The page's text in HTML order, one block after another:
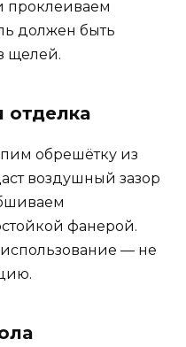
проклеиваем
должен быть
щелей.
отделка
обрешётку из
воздушный зазор
фанерой.
— не